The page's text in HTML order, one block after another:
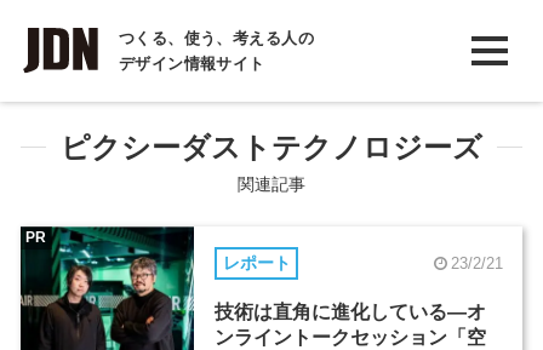
つくる、使う、考える人の
デザイン情報サイト
INTERVIEW
インタビュー
REPORT
COLUMN
コラム
ピクシーダストテクノロジーズ
関連記事
レポート 23/2/21
技術は直角に進化している―オ
ンライントークセッション「空
PR